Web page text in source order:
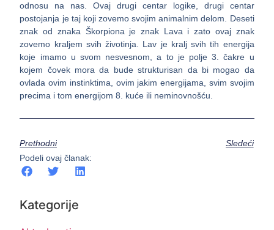
odnosu na nas. Ovaj drugi centar logike, drugi centar
postojanja je taj koji zovemo svojim animalnim delom. Deseti
znak od znaka Škorpiona je znak Lava i zato ovaj znak
zovemo kraljem svih životinja. Lav je kralj svih tih energija
koje imamo u svom nesvesnom, a to je polje 3. čakre u
kojem čovek mora da bude strukturisan da bi mogao da
ovlada ovim instinktima, ovim jakim energijama, svim svojim
precima i tom energijom 8. kuće ili neminovnošću.
Prethodni
Sledeći
Podeli ovaj članak:
Kategorije